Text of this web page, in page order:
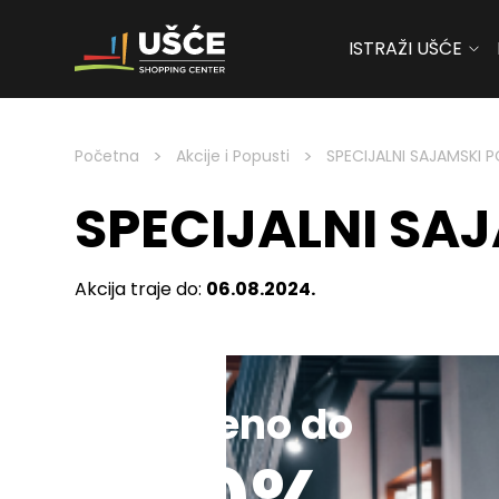
Skip to content
ISTRAŽI UŠĆE
Početna > Akcije i Popusti > SPECIJALNI SAJAMSKI
SPECIJALNI
Akcija traje do: 06.08.2024.
Sniženo do